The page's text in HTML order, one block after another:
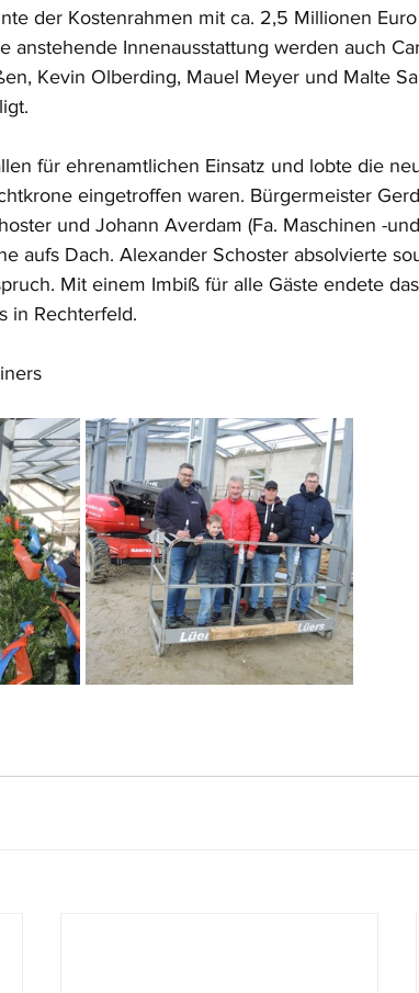
der Kostenrahmen mit ca. 2,5 Millionen
anstehende Innenausstattung werden auch
Kevin Olberding, Mauel Meyer und Malte
für ehrenamtlichen Einsatz und lobte die
eingetroffen waren. Bürgermeister
und Johann Averdam (Fa. Maschinen -
aufs Dach. Alexander Schoster absolvierte
Mit einem Imbiß für alle Gäste endete
in Rechterfeld.